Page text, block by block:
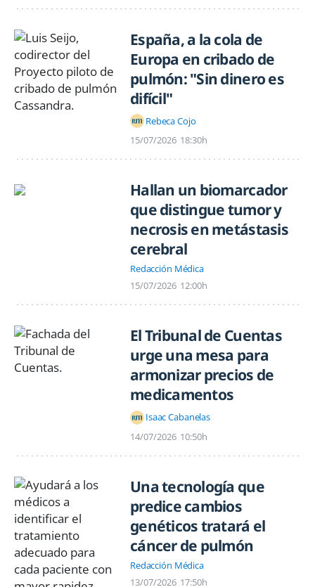
España, a la cola de
Europa en cribado de
pulmón: "Sin dinero es
difícil"
Rebeca Cojo
15/07/2026 18:30h
Hallan un biomarcador
que distingue tumor y
necrosis en metástasis
cerebral
Redacción Médica
15/07/2026 12:00h
El Tribunal de Cuentas
urge una mesa para
armonizar precios de
medicamentos
Isaac Cabanelas
14/07/2026 10:50h
Una tecnología que
predice cambios
genéticos tratará el
cáncer de pulmón
Redacción Médica
13/07/2026 17:50h